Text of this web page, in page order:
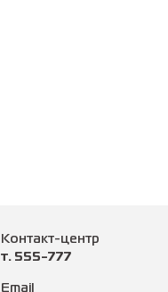
Контакт-центр
т. 555-777
Email